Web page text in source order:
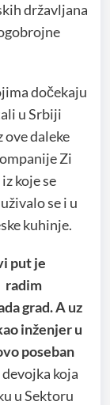
državljana
dočekaju
u Srbiji
daleke
Zi
koje se
se i u
kuhinje.
put je
radim
grad. A uz
inženjer u
poseban
devojka koja
u Sektoru